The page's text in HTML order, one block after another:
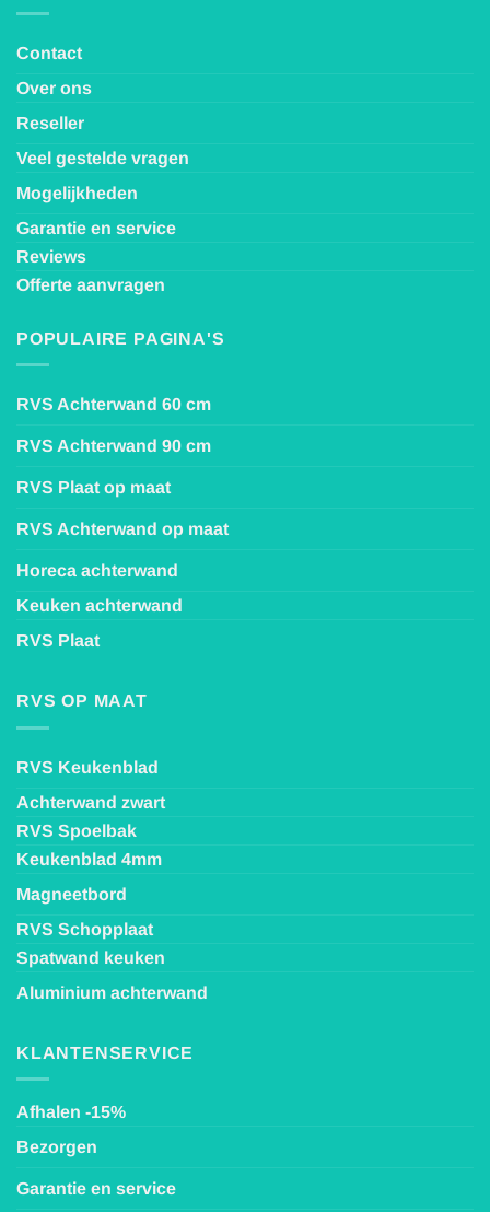
Contact
Over ons
Reseller
Veel gestelde vragen
Mogelijkheden
Garantie en service
Reviews
Offerte aanvragen
POPULAIRE PAGINA'S
RVS Achterwand 60 cm
RVS Achterwand 90 cm
RVS Plaat op maat
RVS Achterwand op maat
Horeca achterwand
Keuken achterwand
RVS Plaat
RVS OP MAAT
RVS Keukenblad
Achterwand zwart
RVS Spoelbak
Keukenblad 4mm
Magneetbord
RVS Schopplaat
Spatwand keuken
Aluminium achterwand
KLANTENSERVICE
Afhalen -15%
Bezorgen
Garantie en service